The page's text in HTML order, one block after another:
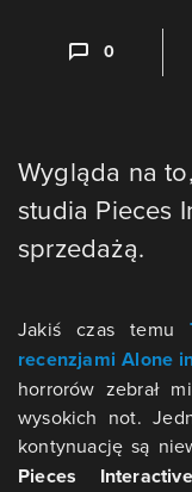
0
Wygląda na
studia Pieces
sprzedażą.
Jakiś czas temu
recenzjami Alone
horrorów zebrał
wysokich not.
kontynuację są
Pieces